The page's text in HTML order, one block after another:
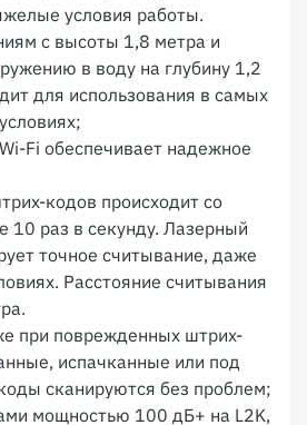
условия работы.
с высоты 1,8 метра и
в воду на глубину 1,2
для использования в самых
Fi обеспечивает надежное
кодов происходит со
10 раз в секунду. Лазерный
точное считывание, даже
Расстояние считывания
при поврежденных штрих-
испачканные или под
сканируются без проблем;
мощностью 100 дБ+ на L2K,